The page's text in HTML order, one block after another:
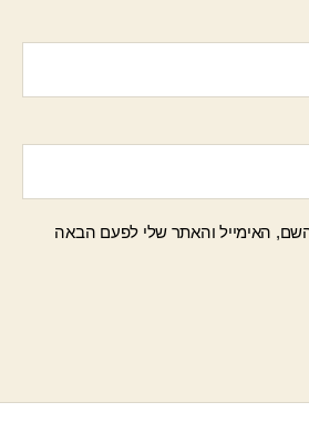
האימייל והאתר שלי לפעם הבאה